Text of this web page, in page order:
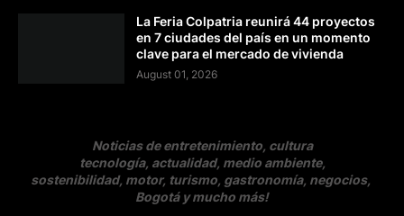
La Feria Colpatria reunirá 44 proyectos
en 7 ciudades del país en un momento
clave para el mercado de vivienda
August 01, 2026
Noticias de entretenimiento, cultura
tecnología, actualidad, medio ambiente,
sostenibilidad, motor, turismo, gastronomía, negocios,
Bogotá y mucho más!